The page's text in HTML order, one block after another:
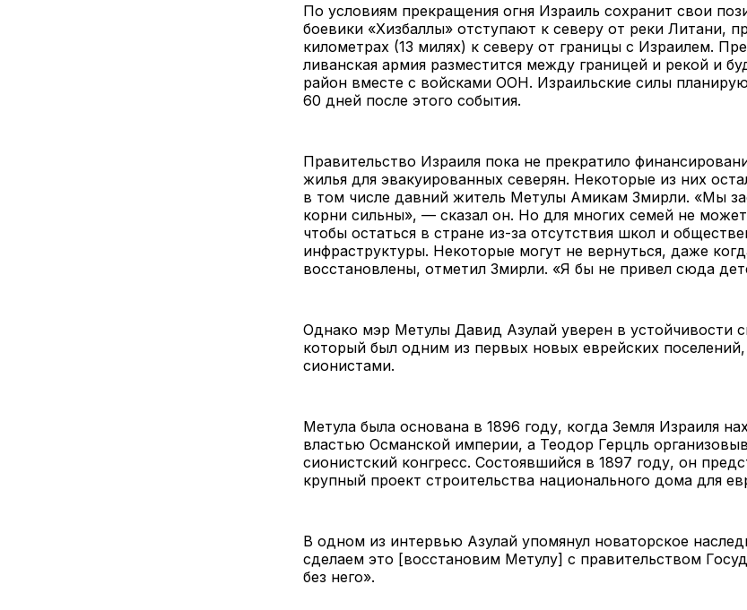
По условиям прекращения огня Израиль сохранит свои
боевики «Хизбаллы» отступают к северу от реки Литани,
километрах (13 милях) к северу от границы с Израилем.
ливанская армия разместится между границей и рекой и
район вместе с войсками ООН. Израильские силы
60 дней после этого события.
Правительство Израиля пока не прекратило
жилья для эвакуированных северян. Некоторые из них
в том числе давний житель Метулы Амикам Змирли. «Мы
корни сильны», — сказал он. Но для многих семей не
чтобы остаться в стране из-за отсутствия школ и
инфраструктуры. Некоторые могут не вернуться, даже
восстановлены, отметил Змирли. «Я бы не привел сюда
Однако мэр Метулы Давид Азулай уверен в устойчивости
который был одним из первых новых еврейских
сионистами.
Метула была основана в 1896 году, когда Земля Израиля
властью Османской империи, а Теодор Герцль
сионистский конгресс. Состоявшийся в 1897 году, он
крупный проект строительства национального дома для
В одном из интервью Азулай упомянул новаторское
сделаем это [восстановим Метулу] с правительством
без него».